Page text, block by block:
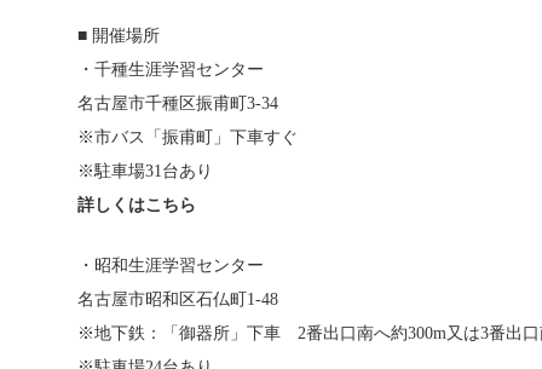
■ 開催場所
・千種生涯学習センター
名古屋市千種区振甫町3-34
※市バス「振甫町」下車すぐ
※駐車場31台あり
詳しくはこちら
・昭和生涯学習センター
名古屋市昭和区石仏町1-48
※地下鉄：「御器所」下車 2番出口南へ約300m又は3番出口